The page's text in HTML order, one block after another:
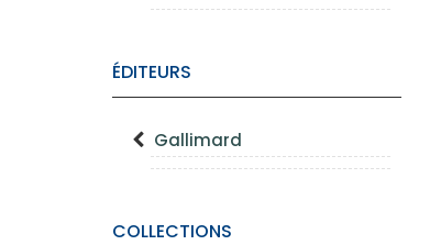
ÉDITEURS
Gallimard
COLLECTIONS